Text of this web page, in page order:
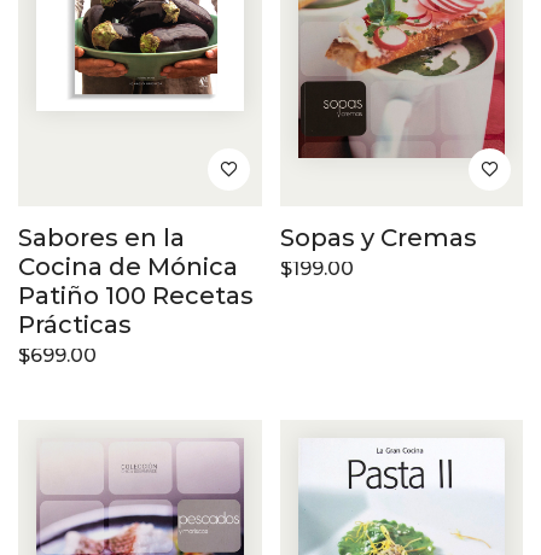
Sabores en la
Cocina de Mónica
Patiño 100 Recetas
Prácticas
$699.00
Sopas y Cremas
$199.00